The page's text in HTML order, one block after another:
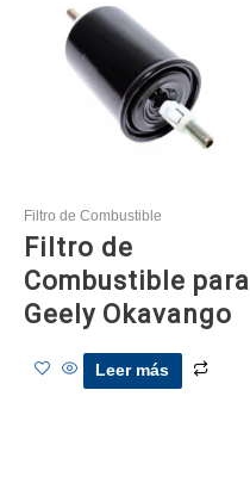
Filtro de Combustible
Filtro de
Combustible para
Geely Okavango
Leer más